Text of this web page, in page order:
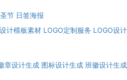
节 日签海报
设计模板素材 LOGO定制服务 LOGO设计
章设计生成 图标设计生成 班徽设计生成